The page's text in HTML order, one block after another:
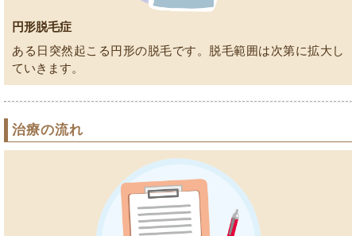
円形脱毛症
ある日突然起こる円形の脱毛です。脱毛範囲は次第に拡大し
ていきます。
治療の流れ